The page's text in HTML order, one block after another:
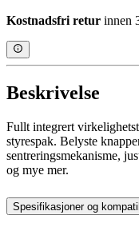
Kostnadsfri retur innen
Beskrivelse
Fullt integrert
styrespak. Belyste
sentreringsmekanisme,
og mye mer.
Spesifikasjoner og